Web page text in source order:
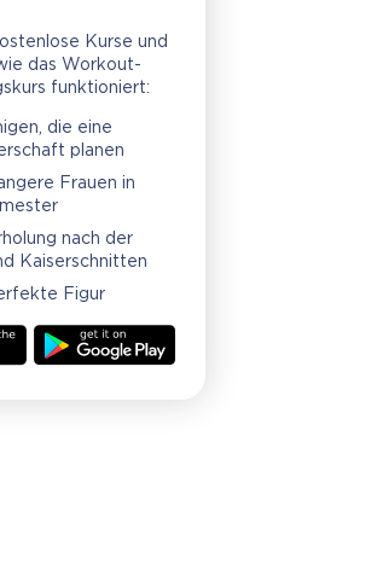
Kurse und
das Workout-
funktioniert:
die eine
planen
Frauen in
nach der
Kaiserschnitten
Figur